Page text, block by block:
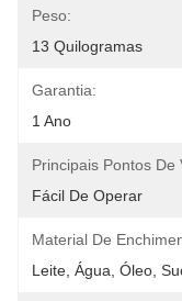
Peso:
13 Quilogramas
Garantia:
1 Ano
Principais Pontos De
Fácil De Operar
Material De
Leite, Água, Óleo,